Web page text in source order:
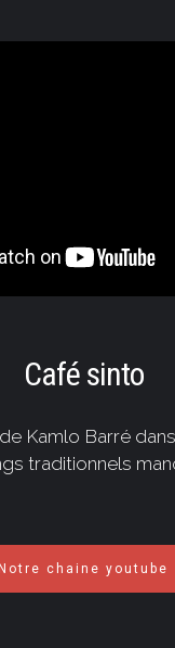
Café sinto
Kamlo Barré
traditionnels
Notre chaine youtube